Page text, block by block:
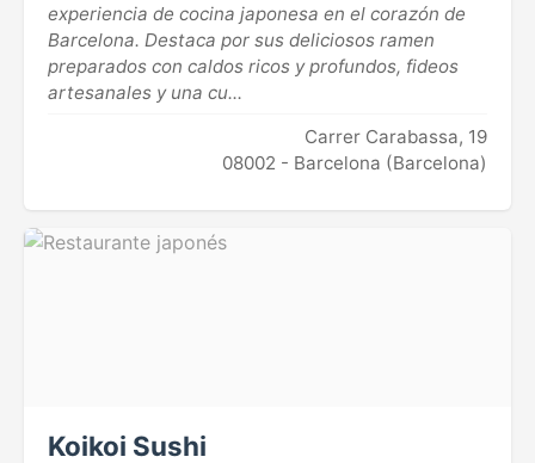
experiencia de cocina japonesa en el corazón de
Barcelona. Destaca por sus deliciosos ramen
preparados con caldos ricos y profundos, fideos
artesanales y una cu...
Carrer Carabassa, 19
08002 - Barcelona (Barcelona)
Koikoi Sushi